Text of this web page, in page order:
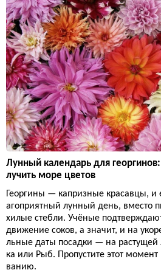
Лунный календарь для
лучить море цветов
Георгины — капризные красавцы, и
агоприятный лунный день, вместо
хилые стебли. Учёные
движение соков, а значит, и на
льные даты посадки — на растущей
ка или Рыб. Пропустите этот момент
ванию.